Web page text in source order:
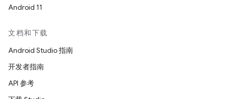
Android 11
文档和下载
Android Studio 指南
开发者指南
API 参考